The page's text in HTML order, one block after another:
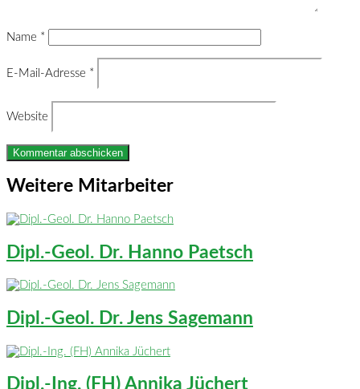
Name *
E-Mail-Adresse *
Website
Weitere Mitarbeiter
Dipl.-Geol. Dr. Hanno Paetsch
Dipl.-Geol. Dr. Jens Sagemann
Dipl.-Ing. (FH) Annika Jüchert